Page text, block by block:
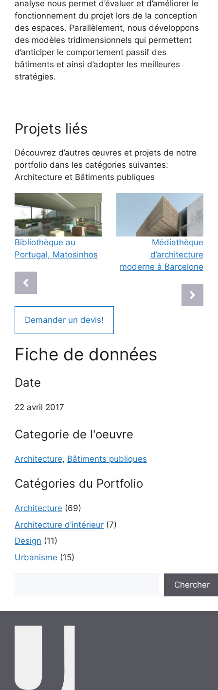
analyse nous permet d’évaluer et d’améliorer le
fonctionnement du projet lors de la conception
des espaces. Parallèlement, nous développons
des modèles tridimensionnels qui permettent
d’anticiper le comportement passif des
bâtiments et ainsi d’adopter les meilleures
stratégies.
Projets liés
Découvrez d’autres œuvres et projets de notre
portfolio dans les catégories suivantes:
Architecture et Bâtiments publiques
Bibliothèque au
Portugal, Matosinhos
Médiathèque
d’architecture
moderne à Barcelone
Demander un devis!
Fiche de données
Date
22 avril 2017
Categorie de l'oeuvre
Architecture, Bâtiments publiques
Catégories du Portfolio
Architecture (69)
Architecture d’intérieur (7)
Design (11)
Urbanisme (15)
Chercher